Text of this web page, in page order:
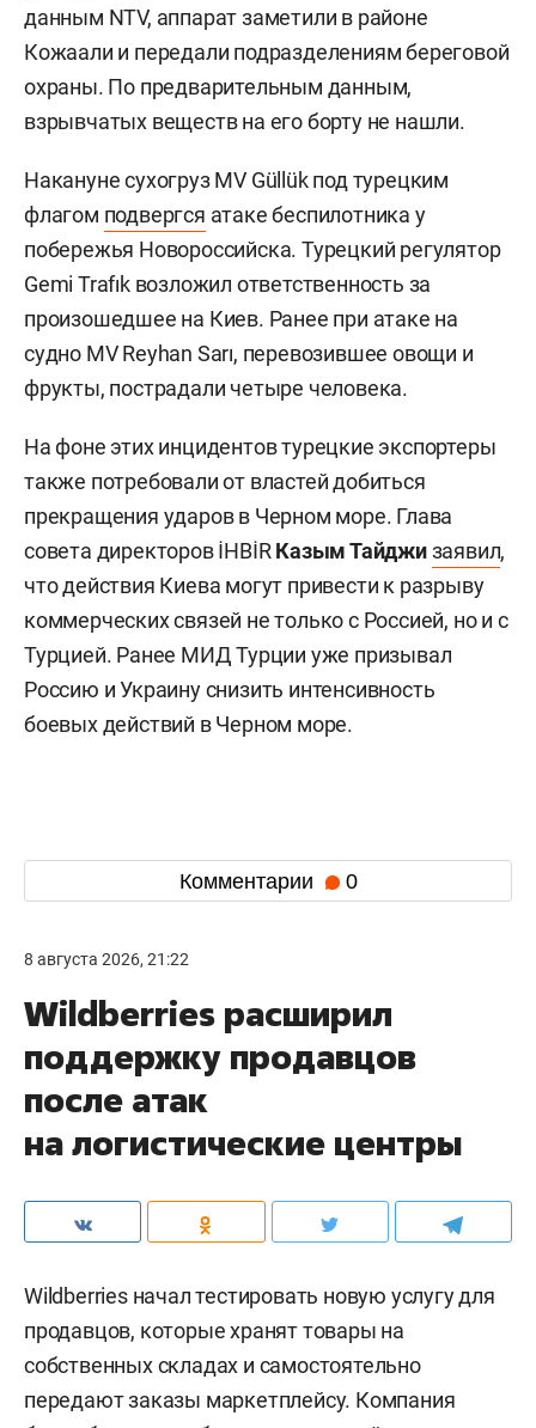
данным NTV, аппарат заметили в районе
Кожаали и передали подразделениям береговой
охраны. По предварительным данным,
взрывчатых веществ на его борту не нашли.
Накануне сухогруз MV Güllük под турецким
флагом подвергся атаке беспилотника у
побережья Новороссийска. Турецкий регулятор
Gemi Trafık возложил ответственность за
произошедшее на Киев. Ранее при атаке на
судно MV Reyhan Sarı, перевозившее овощи и
фрукты, пострадали четыре человека.
На фоне этих инцидентов турецкие экспортеры
также потребовали от властей добиться
прекращения ударов в Черном море. Глава
совета директоров İHBİRКазым Тайджизаявил,
что действия Киева могут привести к разрыву
коммерческих связей не только с Россией, но и с
Турцией. Ранее МИД Турции уже призывал
Россию и Украину снизить интенсивность
боевых действий в Черном море.
Комментарии 0
8 августа 2026, 21:22
Wildberries расширил
поддержку продавцов
после атак
на логистические центры
Wildberries начал тестировать новую услугу для
продавцов, которые хранят товары на
собственных складах и самостоятельно
передают заказы маркетплейсу. Компания